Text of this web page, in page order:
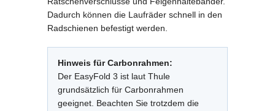
Dadurch können die Laufräder schnell in den
Radschienen befestigt werden.
Hinweis für Carbonrahmen:
Der EasyFold 3 ist laut Thule
grundsätzlich für Carbonrahmen
geeignet. Beachten Sie trotzdem die